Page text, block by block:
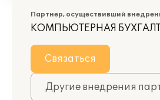
Партнер, осуществивший
КОМПЬЮТЕРНАЯ
Связаться
Другие внедрения